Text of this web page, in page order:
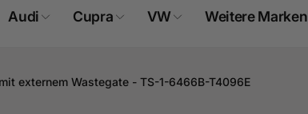
Audi Cupra VW Weitere Marken
externem Wastegate - TS-1-6466B-T4096E
GmbH